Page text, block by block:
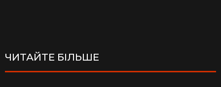
ЧИТАЙТЕ БІЛЬШЕ